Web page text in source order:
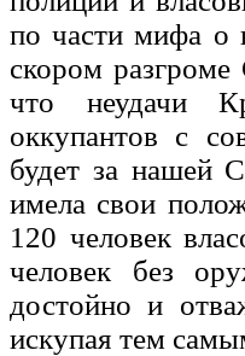
по части мифа о
скором
что неудачи
оккупантов с
будет за нашей
имела свои
120 человек
человек без
достойно и
искупая тем